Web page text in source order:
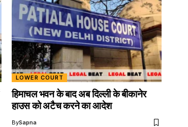
LOWER COURT
हिमाचल भवन के बाद अब दिल्ली के बीकानेर
हाउस को अटैच करने का आदेश
BySapna